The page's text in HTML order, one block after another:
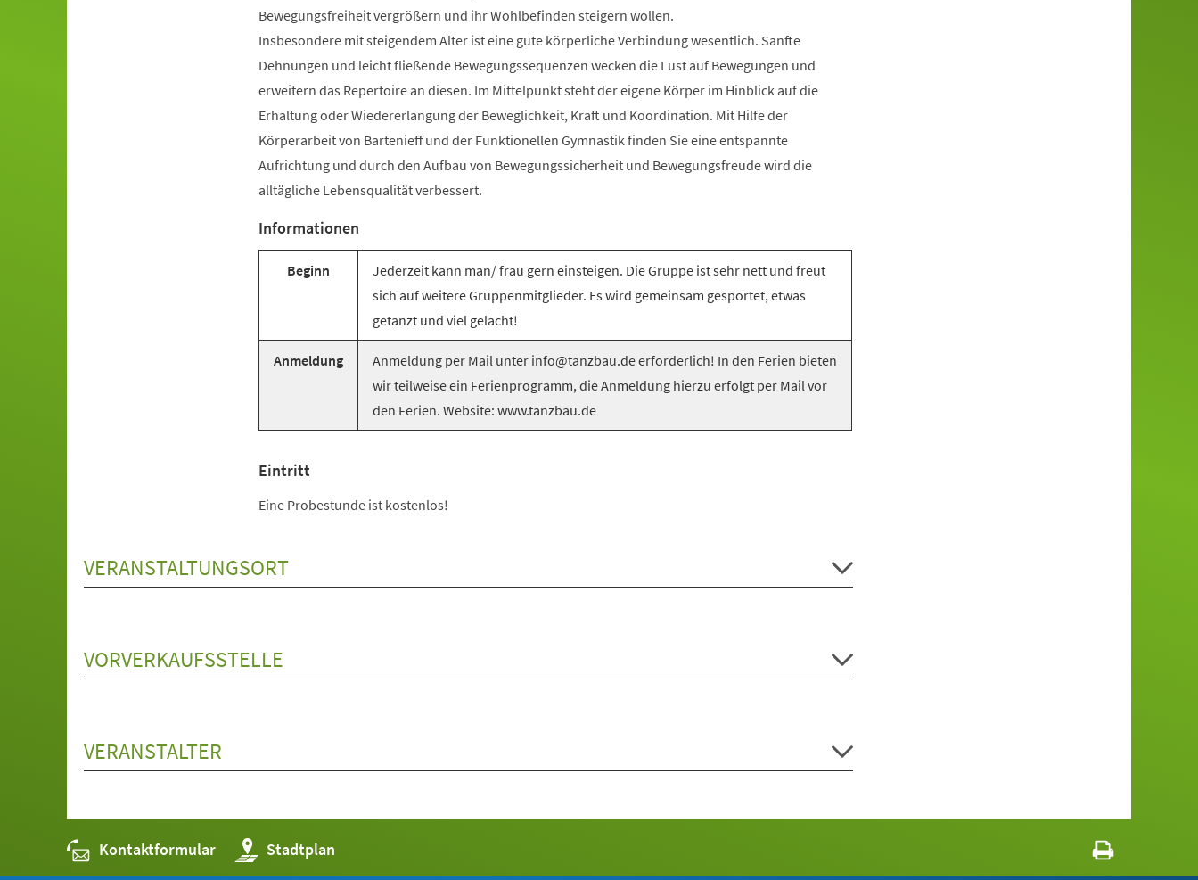
Bewegungsfreiheit vergrößern und ihr Wohlbefinden steigern wollen.
Insbesondere mit steigendem Alter ist eine gute körperliche Verbindung wesentlich. Sanfte
Dehnungen und leicht fließende Bewegungssequenzen wecken die Lust auf Bewegungen und
erweitern das Repertoire an diesen. Im Mittelpunkt steht der eigene Körper im Hinblick auf die
Erhaltung oder Wiedererlangung der Beweglichkeit, Kraft und Koordination. Mit Hilfe der
Körperarbeit von Bartenieff und der Funktionellen Gymnastik finden Sie eine entspannte
Aufrichtung und durch den Aufbau von Bewegungssicherheit und Bewegungsfreude wird die
alltägliche Lebensqualität verbessert.
Informationen
Beginn
Jederzeit kann man/ frau gern einsteigen. Die Gruppe ist sehr nett und freut
sich auf weitere Gruppenmitglieder. Es wird gemeinsam gesportet, etwas
getanzt und viel gelacht!
Anmeldung
Anmeldung per Mail unter info@tanzbau.de erforderlich! In den Ferien bieten
wir teilweise ein Ferienprogramm, die Anmeldung hierzu erfolgt per Mail vor
den Ferien. Website: www.tanzbau.de
Eintritt
Eine Probestunde ist kostenlos!
VERANSTALTUNGSORT
VORVERKAUFSSTELLE
VERANSTALTER
Kontaktformular Stadtplan
(Öffnet
in